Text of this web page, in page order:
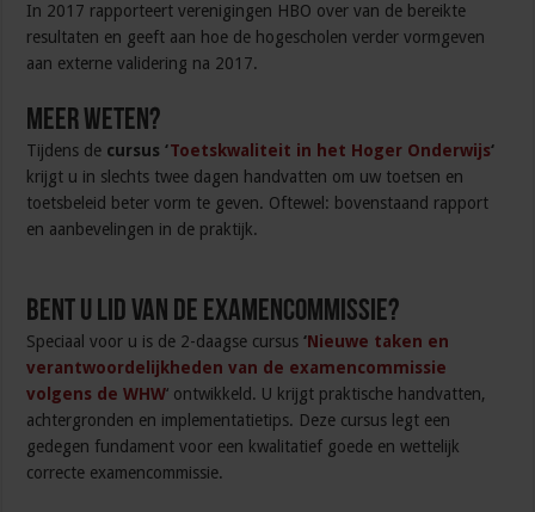
In 2017 rapporteert verenigingen HBO over van de bereikte
resultaten en geeft aan hoe de hogescholen verder vormgeven
aan externe validering na 2017.
Meer weten?
Tijdens de cursus ‘Toetskwaliteit in het Hoger Onderwijs‘
krijgt u in slechts twee dagen handvatten om uw toetsen en
toetsbeleid beter vorm te geven. Oftewel: bovenstaand rapport
en aanbevelingen in de praktijk.
Bent u lid van de examencommissie?
Speciaal voor u is de 2-daagse cursus‘Nieuwe taken en
verantwoordelijkheden van de examencommissie
volgens de WHW‘ ontwikkeld. U krijgt praktische handvatten,
achtergronden en implementatietips. Deze cursus legt een
gedegen fundament voor een kwalitatief goede en wettelijk
correcte examencommissie.